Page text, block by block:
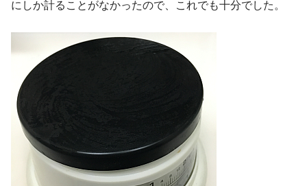
にしか計ることがなかったので、これでも十分でした。